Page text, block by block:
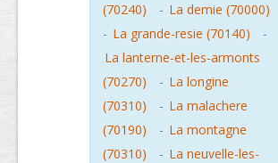
(70240)
- La demie (70000)
- La grande-resie (70140)
-
La lanterne-et-les-armonts
(70270)
- La longine
(70310)
- La malachere
(70190)
- La montagne
(70310)
- La neuvelle-les-